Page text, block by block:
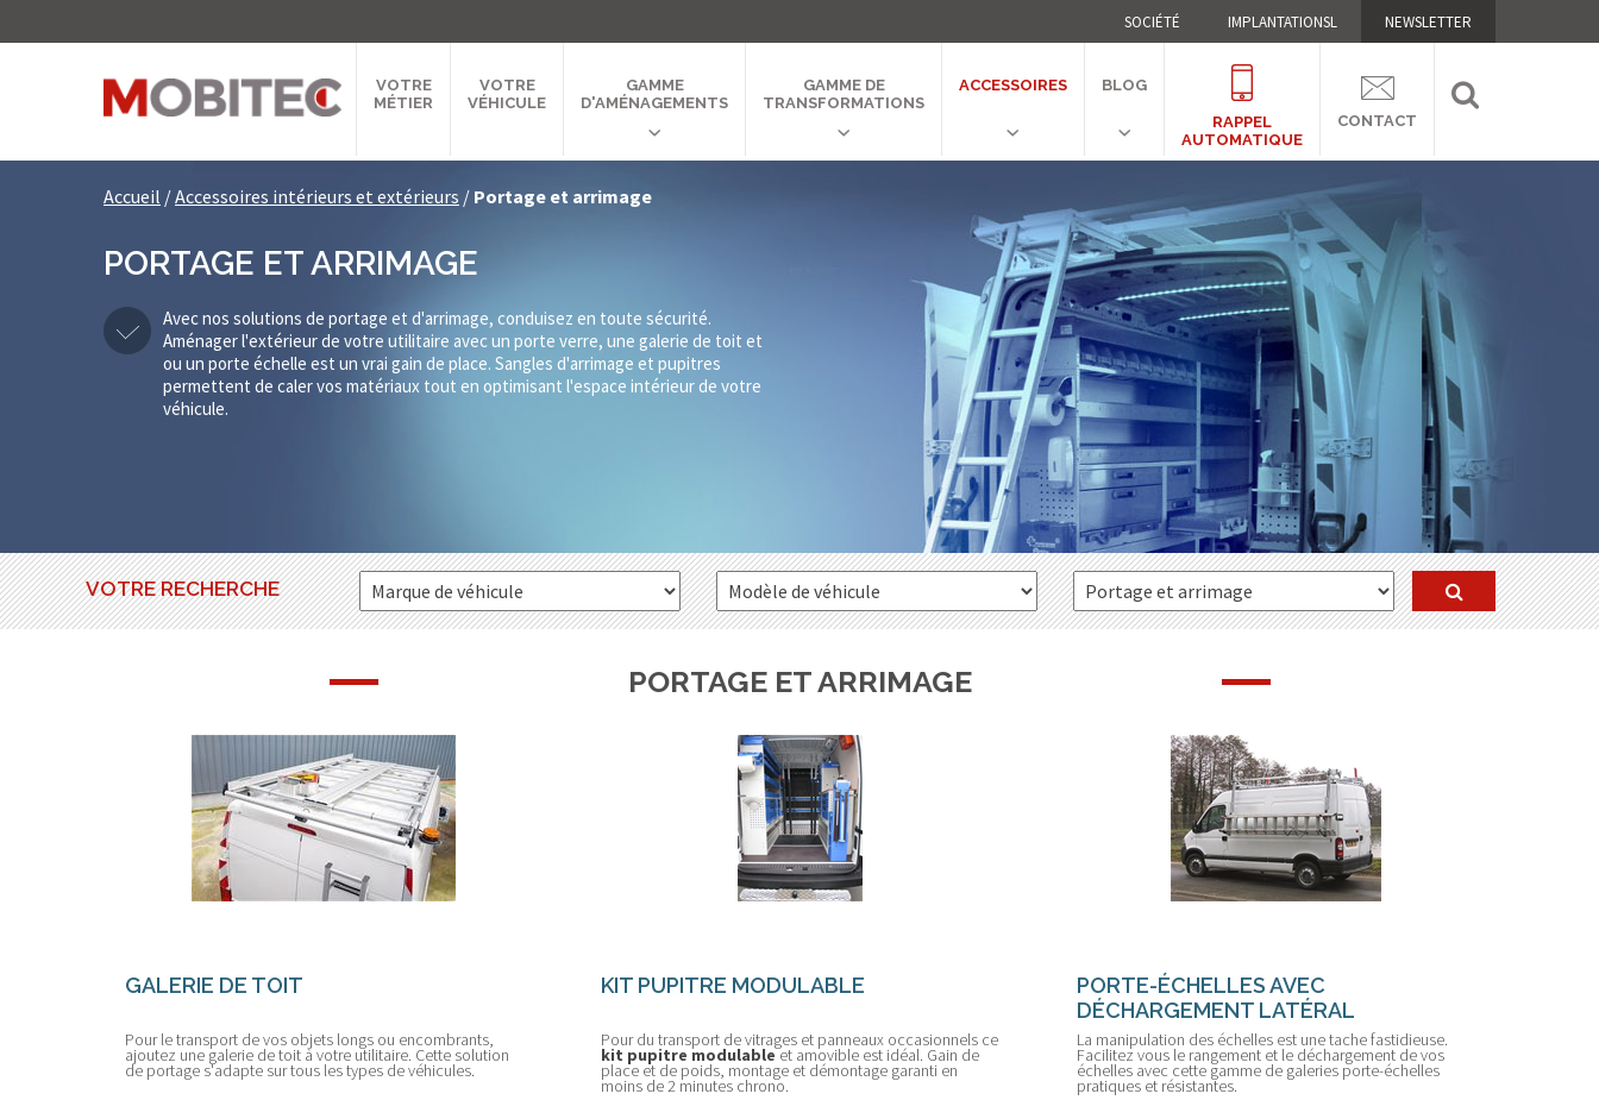
SOCIÉTÉ IMPLANTATIONSL NEWSLETTER
VOTRE
MÉTIER
VOTRE
VÉHICULE
GAMME
D'AMÉNAGEMENTS
GAMME DE
TRANSFORMATIONS
ACCESSOIRES BLOG
RAPPEL
AUTOMATIQUE
CONTACT
Accueil /Accessoires intérieurs et extérieurs / Portage et arrimage
PORTAGE ET ARRIMAGE
Avec nos solutions de portage et d'arrimage, conduisez en toute sécurité.
Aménager l'extérieur de votre utilitaire avec un porte verre, une galerie de toit et
ou un porte échelle est un vrai gain de place. Sangles d'arrimage et pupitres
permettent de caler vos matériaux tout en optimisant l'espace intérieur de votre
véhicule.
VOTRE RECHERCHE
PORTAGE ET ARRIMAGE
GALERIE DE TOIT
Pour le transport de vos objets longs ou encombrants,
ajoutez une galerie de toit à votre utilitaire. Cette solution
de portage s'adapte sur tous les types de véhicules.
KIT PUPITRE MODULABLE
Pour du transport de vitrages et panneaux occasionnels ce
kit pupitre modulableet amovible est idéal. Gain de
place et de poids, montage et démontage garanti en
moins de 2 minutes chrono.
PORTE-ÉCHELLES AVEC
DÉCHARGEMENT LATÉRAL
La manipulation des échelles est une tache fastidieuse.
Facilitez vous le rangement et le déchargement de vos
échelles avec cette gamme de galeries porte-échelles
pratiques et résistantes.